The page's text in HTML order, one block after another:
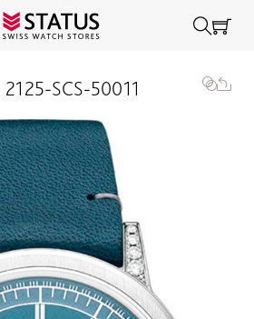
2125-SCS-50011